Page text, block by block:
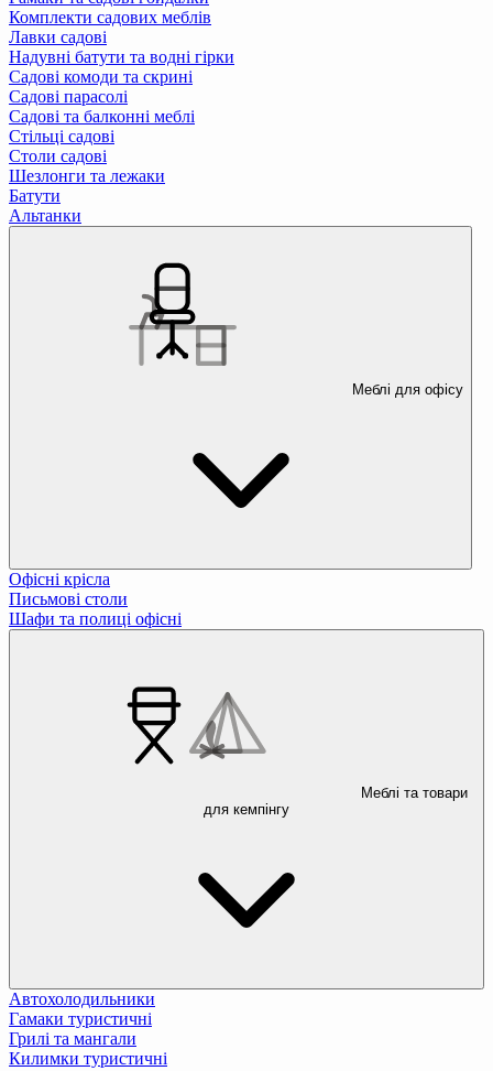
Комплекти садових меблів
Лавки садові
Надувні батути та водні гірки
Садові комоди та скрині
Садові парасолі
Садові та балконні меблі
Стільці садові
Столи садові
Шезлонги та лежаки
Батути
Альтанки
Меблі для офісу
Офісні крісла
Письмові столи
Шафи та полиці офісні
Меблі та товари
для кемпінгу
Автохолодильники
Гамаки туристичні
Грилі та мангали
Килимки туристичні